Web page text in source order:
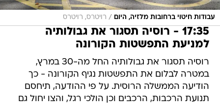
עבודות חיטוי ברחובות מלזיה, היום / רויטרס, רויטרס
17:35 - רוסיה תסגור את גבולותיה
למניעת התפשטות הקורונה
רוסיה תסגור את גבולותיה החל מה-30 במרץ,
במטרה לבלום את התפשטות נגיף הקורונה - כך
הודיעה הממשלה הרוסית. על פי ההודעה, תיחסם
תנועת הרכבות, הרכבים וכן הולכי רגל, והצו יחול גם